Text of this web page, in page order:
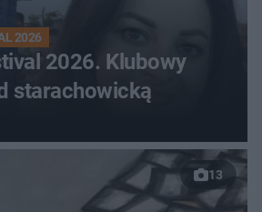
2026
2026. Klubowy
starachowicką
13